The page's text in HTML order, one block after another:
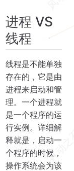
进程 VS
线程
线程是不能单独
存在的，它是由
进程来启动和管
理。一个进程就
是一个程序的运
行实例。详细解
释就是，启动一
个程序的时候，
操作系统会为该